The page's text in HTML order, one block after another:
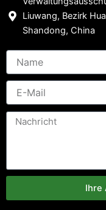
Liuwang, Bezirk
Shandong, China
Ihre